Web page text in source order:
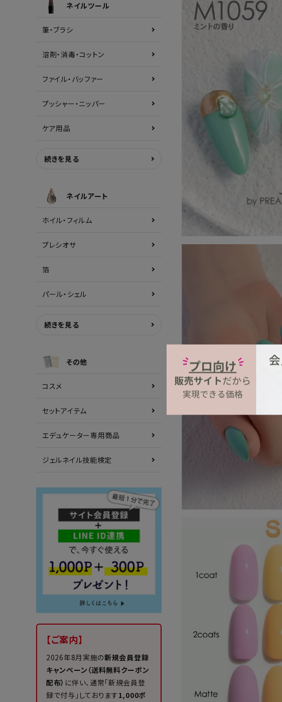
ネイルツール
筆・ブラシ
溶剤・消毒・コットン
ファイル・バッファー
プッシャー・ニッパー
ケア用品
続きを見る
ネイルアート
ホイル・フィルム
プレシオサ
箔
パール・シェル
続きを見る
その他
コスメ
セットアイテム
エデュケーター専用商品
ジェルネイル技能検定
【ご案内】
2026年8月実施の新規会員登録
キャンペーン（送料無料クーポン
配布） に伴い、通常「新規会員登
録で付与」しております1,000ポ